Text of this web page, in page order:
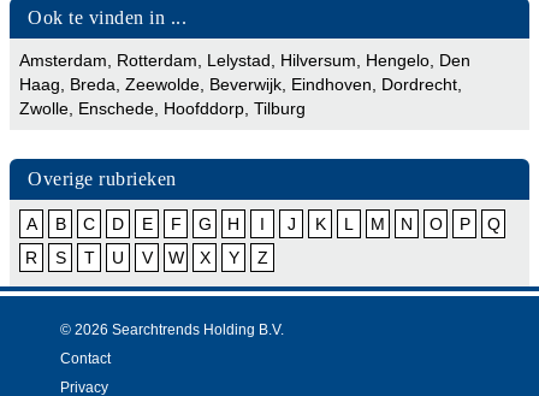
Ook te vinden in ...
Amsterdam Rotterdam Lelystad Hilversum Hengelo Den
Haag
Breda Zeewolde Beverwijk Eindhoven Dordrecht
Zwolle Enschede Hoofddorp Tilburg
Overige rubrieken
A B C D E F G H I J K L M N O P
Q
R
S T U V W X Y Z
© 2026 Searchtrends Holding B.V.
Contact
Privacy